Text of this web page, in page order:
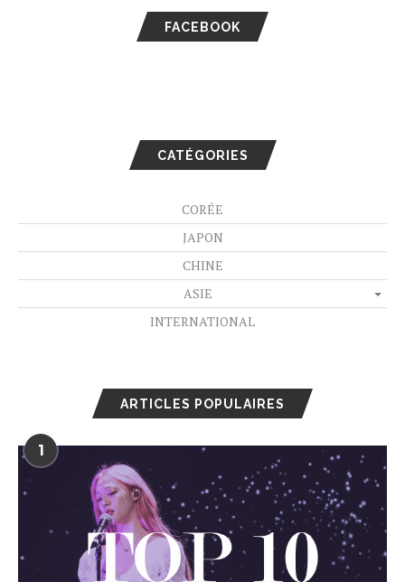
FACEBOOK
CATÉGORIES
CORÉE
JAPON
CHINE
ASIE
INTERNATIONAL
ARTICLES POPULAIRES
1